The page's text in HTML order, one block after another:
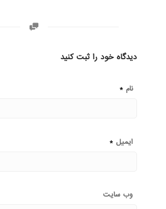
دیدگاه خود را ثبت کنید
نام *
ایمیل *
وب‌ سایت